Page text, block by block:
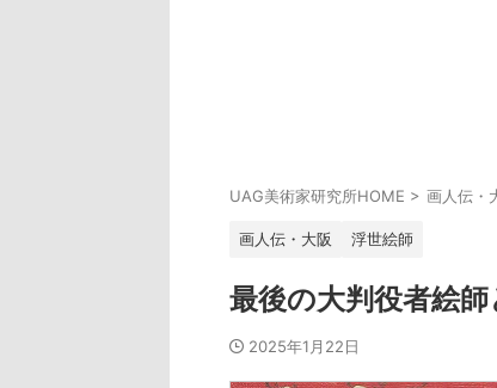
UAG美術家研究所HOME > 画人伝・
画人伝・大阪 浮世絵師
最後の大判役者絵
2025年1月22日